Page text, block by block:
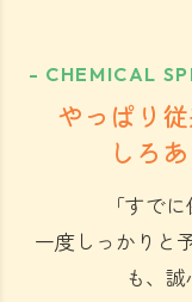
- CHEMICAL
やっぱり
しろ
「すで
一度しっかりと
も、